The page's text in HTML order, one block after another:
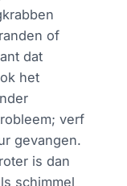
of
dat
het
verf
gevangen.
is dan
schimmel